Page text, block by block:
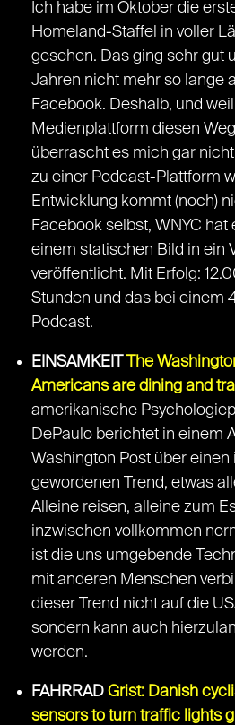
Ich habe im Oktober die
Homeland-Staffel in voller
gesehen. Das ging sehr gut
Jahren nicht mehr so lange
Facebook. Deshalb, und
Medienplattform diesen
überrascht es mich gar
zu einer Podcast-Plattform
Entwicklung kommt (noch)
Facebook selbst, WNYC hat
einem statischen Bild in ein
veröffentlicht. Mit Erfolg:
Stunden und das bei einem
Podcast.
EINSAMKEIT The
Americans are dining and
amerikanische
DePaulo berichtet in einem
Washington Post über einen
gewordenen Trend, etwas
Alleine reisen, alleine zum
inzwischen vollkommen
ist die uns umgebende
mit anderen Menschen
dieser Trend nicht auf die
sondern kann auch
werden.
FAHRRAD Grist: Danish
sensors to turn traffic lights